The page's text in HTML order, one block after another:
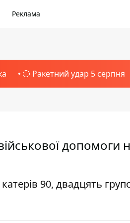
Реклама
🔴 Ракетний удар 5 серпня
допомоги
90, двадцять